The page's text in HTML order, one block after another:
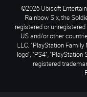
©2026 Ubisoft
Rainbow Six, the
registered or
US and/or other
LLC. "PlayStation Family
logo", "PS4",
registered